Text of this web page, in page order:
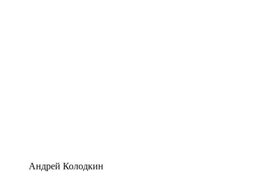
Андрей Колодкин